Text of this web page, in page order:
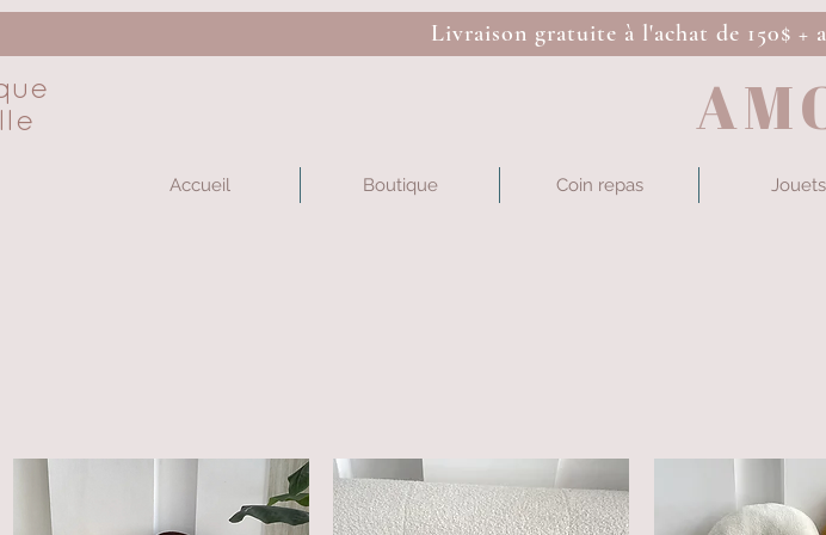
Livraison gratuite à l'achat de 150$ +
Accueil Boutique Coin repas Jouets